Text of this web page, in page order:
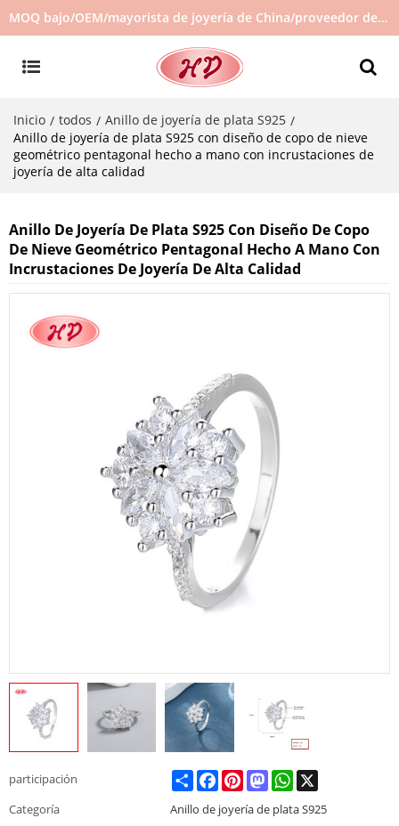
MOQ bajo/OEM/mayorista de joyería de China/proveedor de joyas/joyería de gran venta en stock/no hay joyas de segunda mano
Inicio / todos / Anillo de joyería de plata S925 /
Anillo de joyería de plata S925 con diseño de copo de nieve
geométrico pentagonal hecho a mano con incrustaciones de
joyería de alta calidad
Anillo De Joyería De Plata S925 Con Diseño De Copo
De Nieve Geométrico Pentagonal Hecho A Mano Con
Incrustaciones De Joyería De Alta Calidad
participación ShareFacebookPinterestMastodonWhatsApp
Categoría
Anillo de joyería de plata S925